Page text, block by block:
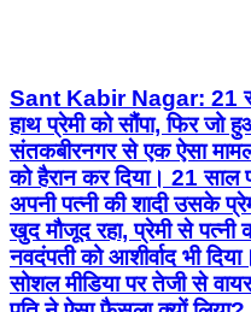
Sant Kabir Nagar: 21
हाथ प्रेमी को सौंपा, फिर
संतकबीरनगर से एक ऐसा
को हैरान कर दिया। 21
अपनी पत्नी की शादी उसके
खुद मौजूद रहा, प्रेमी से पत्नी
नवदंपती को आशीर्वाद भी
सोशल मीडिया पर तेजी से